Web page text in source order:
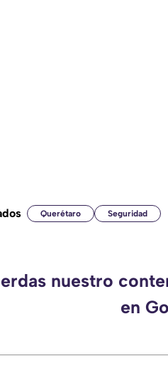
Querétaro Seguridad
nuestro
en